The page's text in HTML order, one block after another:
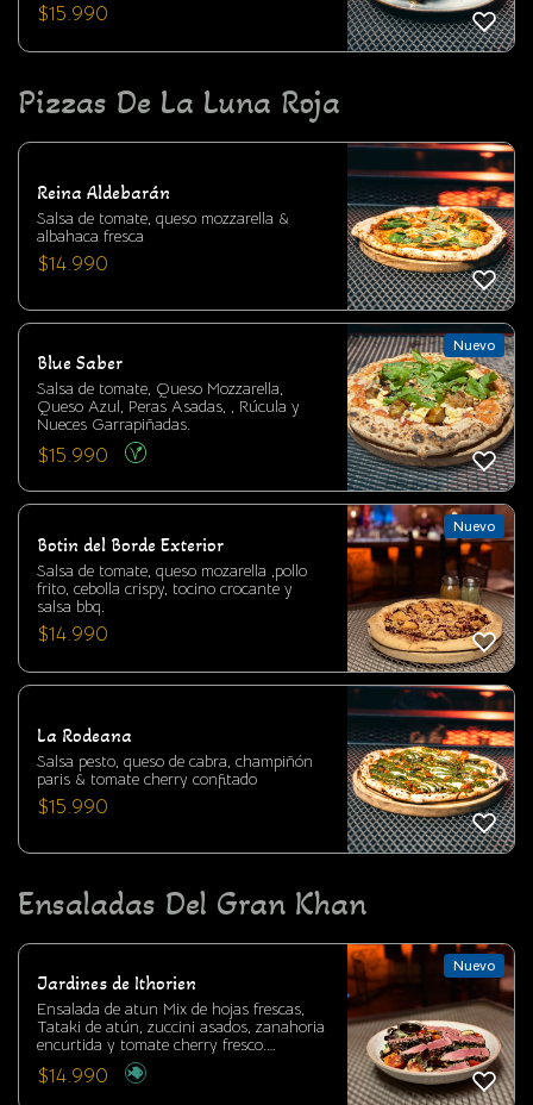
$15.990
Pizzas De La Luna Roja
Reina Aldebarán
Salsa de tomate, queso mozzarella &
albahaca fresca
$14.990
Blue Saber
Salsa de tomate, Queso Mozzarella,
Queso Azul, Peras Asadas, , Rúcula y
Nueces Garrapiñadas.
$15.990
Nuevo
Botin del Borde Exterior
Salsa de tomate, queso mozarella ,pollo
frito, cebolla crispy, tocino crocante y
salsa bbq.
$14.990
Nuevo
La Rodeana
Salsa pesto, queso de cabra, champiñón
paris & tomate cherry confitado
$15.990
Ensaladas Del Gran Khan
Jardines de Ithorien
Ensalada de atun Mix de hojas frescas,
Tataki de atún, zuccini asados, zanahoria
encurtida y tomate cherry fresco.
Inspirado en civilizaciones que veneran la
vida por sobre todo, este plato refleja una
$14.990
Nuevo